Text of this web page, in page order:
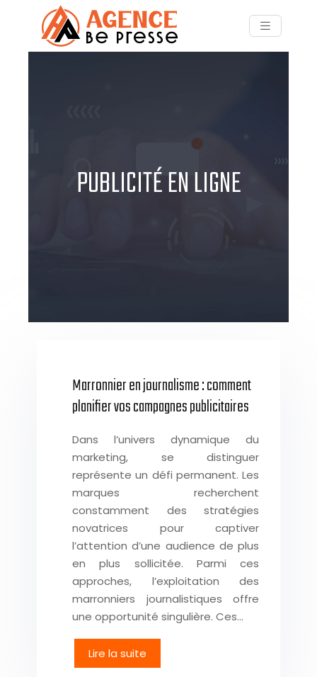
PUBLICITÉ EN LIGNE
Marronnier en journalisme : comment
planifier vos campagnes publicitaires
Dans l’univers dynamique du
marketing, se distinguer
représente un défi permanent. Les
marques recherchent
constamment des stratégies
novatrices pour captiver
l’attention d’une audience de plus
en plus sollicitée. Parmi ces
approches, l’exploitation des
marronniers journalistiques offre
une opportunité singulière. Ces…
Lire la suite